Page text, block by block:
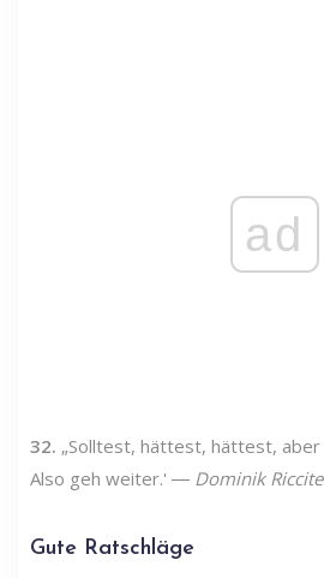
ad
32. „Solltest, hättest, hättest,
Also geh weiter.' ― Dominik
Gute Ratschläge